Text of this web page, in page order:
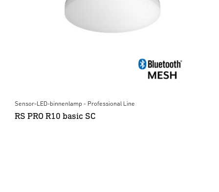
Sensor-LED-binnenlamp - Professional Line
RS PRO R10 basic SC